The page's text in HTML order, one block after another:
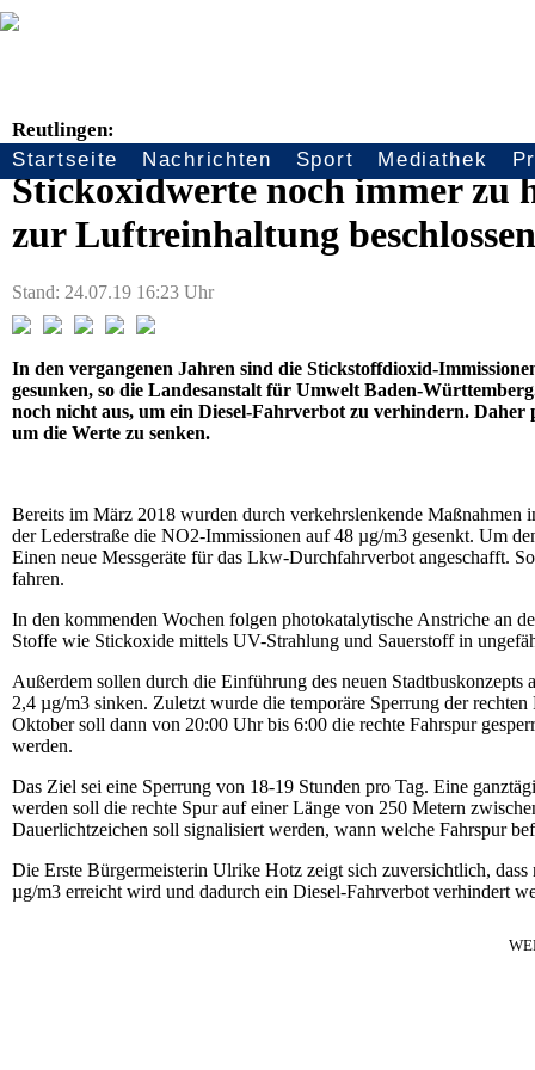
Seitennavigation
Startseite Nachrichten Sport Mediathek
Reutlingen:
Stickoxidwerte noch immer zu
zur Luftreinhaltung beschlossen
Stand: 24.07.19 16:23 Uhr
In den vergangenen Jahren sind die Stickstoffdioxid-
gesunken, so die Landesanstalt für Umwelt Baden-
noch nicht aus, um ein Diesel-Fahrverbot zu verhindern.
um die Werte zu senken.
Bereits im März 2018 wurden durch verkehrslenkende
der Lederstraße die NO2-Immissionen auf 48 µg/m3 gesenkt. Um
Einen neue Messgeräte für das Lkw-Durchfahrverbot angeschafft.
fahren.
In den kommenden Wochen folgen photokatalytische Anstriche an
Stoffe wie Stickoxide mittels UV-Strahlung und Sauerstoff in
Außerdem sollen durch die Einführung des neuen
2,4 µg/m3 sinken. Zuletzt wurde die temporäre Sperrung der
Oktober soll dann von 20:00 Uhr bis 6:00 die rechte Fahrspur
werden.
Das Ziel sei eine Sperrung von 18-19 Stunden pro Tag. Eine
werden soll die rechte Spur auf einer Länge von 250 Metern
Dauerlichtzeichen soll signalisiert werden, wann welche Fahrspur
Die Erste Bürgermeisterin Ulrike Hotz zeigt sich zuversichtlich,
µg/m3 erreicht wird und dadurch ein Diesel-Fahrverbot verhindert